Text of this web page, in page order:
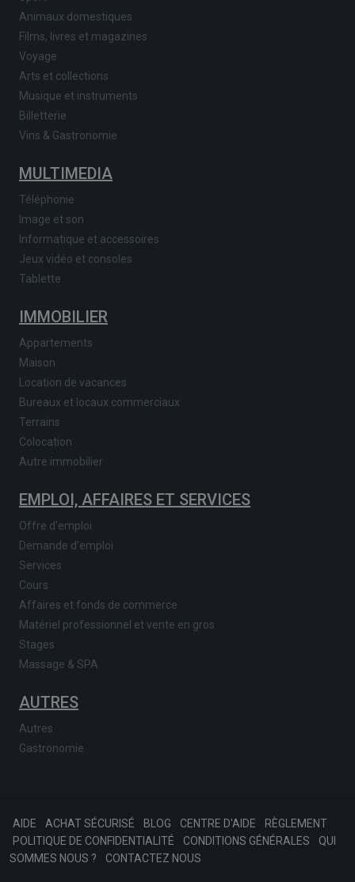
Animaux domestiques
Films, livres et magazines
Voyage
Arts et collections
Musique et instruments
Billetterie
Vins & Gastronomie
MULTIMEDIA
Téléphonie
Image et son
Informatique et accessoires
Jeux vidéo et consoles
Tablette
IMMOBILIER
Appartements
Maison
Location de vacances
Bureaux et locaux commerciaux
Terrains
Colocation
Autre immobilier
EMPLOI, AFFAIRES ET SERVICES
Offre d'emploi
Demande d'emploi
Services
Cours
Affaires et fonds de commerce
Matériel professionnel et vente en gros
Stages
Massage & SPA
AUTRES
Autres
Gastronomie
AIDE ACHAT SÉCURISÉ BLOG CENTRE D'AIDE
RÈGLEMENT
POLITIQUE DE CONFIDENTIALITÉ
CONDITIONS GÉNÉRALES
QUI
SOMMES NOUS ?
CONTACTEZ NOUS